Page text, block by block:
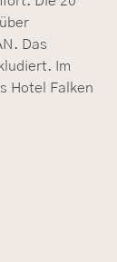
Das
Im
Hotel Falken